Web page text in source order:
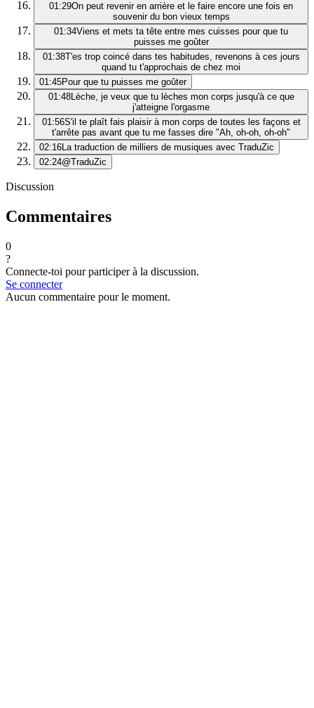
01:29On peut revenir en arrière et le faire encore une fois en
souvenir du bon vieux temps
01:34Viens et mets ta tête entre mes cuisses pour que tu
puisses me goûter
01:38T'es trop coincé dans tes habitudes, revenons à ces jours
quand tu t'approchais de chez moi
01:45Pour que tu puisses me goûter
01:48Lèche, je veux que tu lèches mon corps jusqu'à ce que
j'atteigne l'orgasme
01:56S'il te plaît fais plaisir à mon corps de toutes les façons et
t'arrête pas avant que tu me fasses dire "Ah, oh-oh, oh-oh"
02:16La traduction de milliers de musiques avec TraduZic
02:24@TraduZic
Discussion
Commentaires
0
?
Connecte-toi pour participer à la discussion.
Se connecter
Aucun commentaire pour le moment.